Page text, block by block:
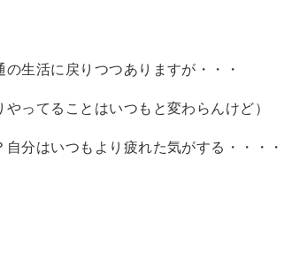
生活に戻りつつありますが・・・
ってることはいつもと変わらんけど）
分はいつもより疲れた気がする・・・・